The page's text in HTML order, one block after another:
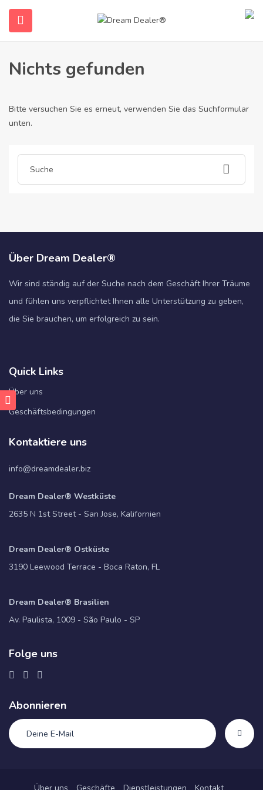
(Deutsch)
Home Artikel gepostet von folding-rollator2486
Folding-Rollator2486
Nichts gefunden
Bitte versuchen Sie es erneut, verwenden Sie das Suchformular
unten.
Über Dream Dealer®
Wir sind ständig auf der Suche nach dem Geschäft Ihrer Träume
und fühlen uns verpflichtet Ihnen alle Unterstützung zu geben,
die Sie brauchen, um erfolgreich zu sein.
Quick Links
Über uns
Geschäftsbedingungen
Kontaktiere uns
info@dreamdealer.biz
Dream Dealer® Westküste
2635 N 1st Street - San Jose, Kalifornien
Dream Dealer® Ostküste
3190 Leewood Terrace - Boca Raton, FL
Dream Dealer® Brasilien
Av. Paulista, 1009 - São Paulo - SP
Folge uns
Abonnieren
Über uns Geschäfte Dienstleistungen Kontakt